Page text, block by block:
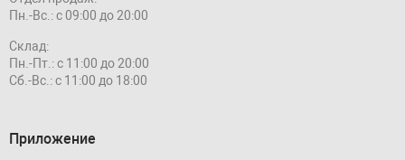
Пн.-Вс.: с 09:00 до 20:00
Склад:
Пн.-Пт.: с 11:00 до 20:00
Сб.-Вс.: с 11:00 до 18:00
Приложение